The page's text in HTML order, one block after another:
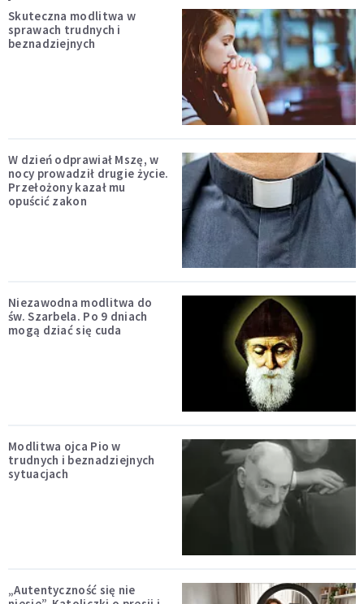
Skuteczna modlitwa w
sprawach trudnych i
beznadziejnych
W dzień odprawiał Mszę, w
nocy prowadził drugie życie.
Przełożony kazał mu
opuścić zakon
Niezawodna modlitwa do
św. Szarbela. Po 9 dniach
mogą dziać się cuda
Modlitwa ojca Pio w
trudnych i beznadziejnych
sytuacjach
„Autentyczność się nie